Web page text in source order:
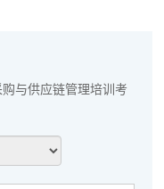
与供应链管理培训考
08-07
08-07